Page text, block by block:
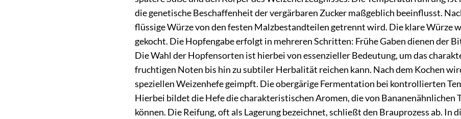
die genetische Beschaffenheit der vergärbaren Zucker maßgeblich beeinflusst.
flüssige Würze von den festen Malzbestandteilen getrennt wird. Die klare Würze
gekocht. Die Hopfengabe erfolgt in mehreren Schritten: Frühe Gaben dienen der
Die Wahl der Hopfensorten ist hierbei von essenzieller Bedeutung, um das
fruchtigen Noten bis hin zu subtiler Herbalität reichen kann. Nach dem Kochen
speziellen Weizenhefe geimpft. Die obergärige Fermentation bei kontrollierten
Hierbei bildet die Hefe die charakteristischen Aromen, die von Bananenähnlichen
können. Die Reifung, oft als Lagerung bezeichnet, schließt den Brauprozess ab. In